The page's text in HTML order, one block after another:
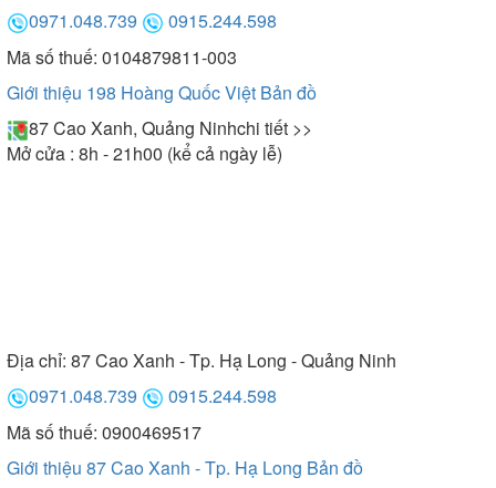
0971.048.739
0915.244.598
Mã số thuế: 0104879811-003
Giới thiệu 198 Hoàng Quốc Việt Bản đồ
87 Cao Xanh, Quảng Ninhchi tiết >>
Mở cửa : 8h - 21h00 (kể cả ngày lễ)
Địa chỉ: 87 Cao Xanh - Tp. Hạ Long - Quảng Ninh
0971.048.739
0915.244.598
Mã số thuế: 0900469517
Giới thiệu 87 Cao Xanh - Tp. Hạ Long Bản đồ